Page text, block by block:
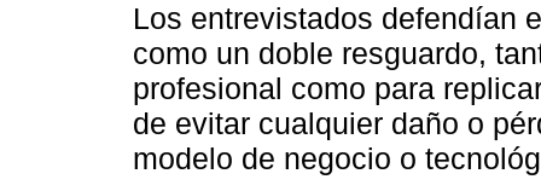
Los entrevistados defendían
como un doble resguardo,
profesional como para
de evitar cualquier daño o
modelo de negocio o